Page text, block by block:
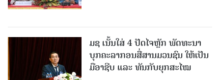
ມຊ ເນັ້ນໃສ່ 4 ປັດໄຈຫຼັກ ພັດທະນາ
ບຸກຄະລາກອນສື່ສານມວນຊົນ ໃຫ້ເປັນ
ມືອາຊີບ ແລະ ທັນກັບຍຸກສະໄໝ